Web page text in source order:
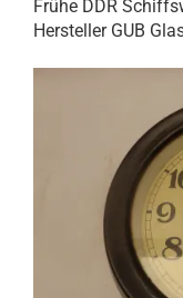
Frühe DDR
Hersteller GUB